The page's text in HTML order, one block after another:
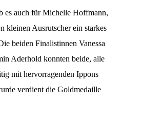
es auch für Michelle Hoffmann,
kleinen Ausrutscher ein starkes
beiden Finalistinnen Vanessa
Aderhold konnten beide, alle
mit hervorragenden Ippons
verdient die Goldmedaille